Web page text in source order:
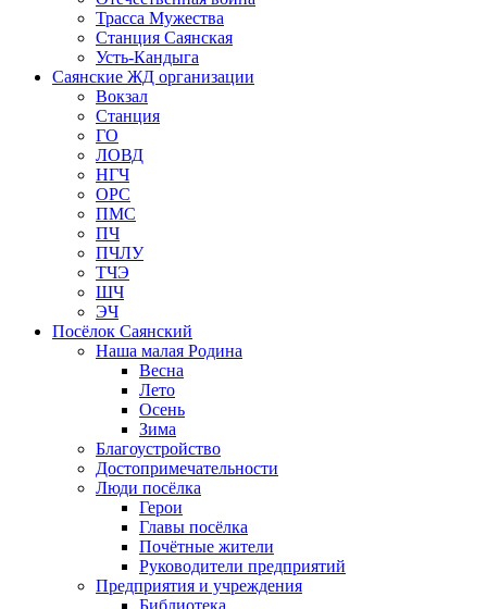
Трасса Мужества
Станция Саянская
Усть-Кандыга
Саянские ЖД организации
Вокзал
Станция
ГО
ЛОВД
НГЧ
ОРС
ПМС
ПЧ
ПЧЛУ
ТЧЭ
ШЧ
ЭЧ
Посёлок Саянский
Наша малая Родина
Весна
Лето
Осень
Зима
Благоустройство
Достопримечательности
Люди посёлка
Герои
Главы посёлка
Почётные жители
Руководители предприятий
Предприятия и учреждения
Библиотека